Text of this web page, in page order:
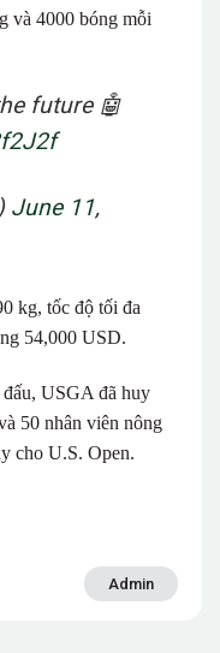
và 4000 bóng mỗi
future 🤖
June 11,
kg, tốc độ tối đa
54,000 USD.
đấu, USGA đã huy
50 nhân viên nông
cho U.S. Open.
Admin